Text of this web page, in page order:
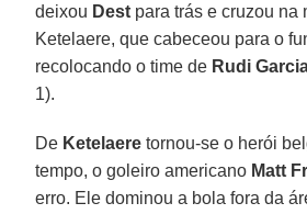
deixou Dest para trás e cruzou na
Ketelaere, que cabeceou para o
recolocando o time de Rudi
1).
De Ketelaere tornou-se o herói
tempo, o goleiro americano Matt
erro. Ele dominou a bola fora da